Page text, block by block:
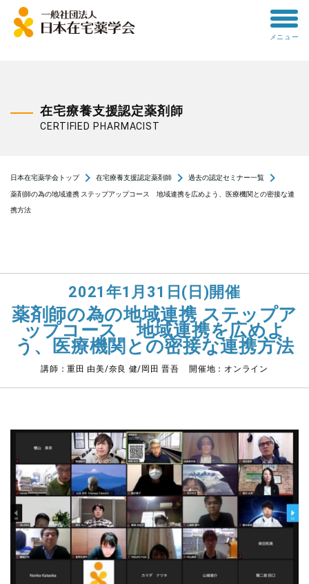
toggle
メニュー
在宅療養支援認定薬剤師
CERTIFIED PHARMACIST
日本在宅薬学会トップnavigate_next 在宅療養支援認定薬剤師 navigate_next 過去の認定セミナー一覧 navigate_next
薬剤師の為の地域連携 ステップアップコース 地域連携を広めよう、医療機関との密接な連
携方法
2021年1月31日(日)開催
薬剤師の為の地域連携 ステップア
ップコース 地域連携を広めよ
う、医療機関との密接な連携方法
講師：重田 由美/奈良 健/岡田 晋吾 開催地：オンライン